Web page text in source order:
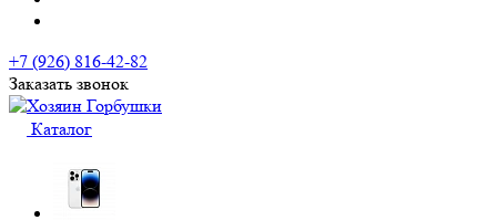
+7 (926) 816-42-82
Заказать звонок
Каталог